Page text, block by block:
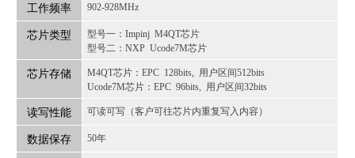
工作频率 902-928MHz
芯片类型
型号一：Impinj M4QT芯片
型号二：NXP Ucode7M芯片
芯片存储
M4QT芯片：EPC 128bits, 用户区间512bits
Ucode7M芯片：EPC 96bits, 用户区间32bits
读写性能 可读可写（客户可往芯片内重复写入内容）
数据保存 50年